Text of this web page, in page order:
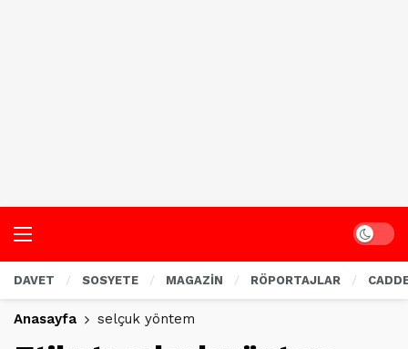
Dark
DAVET SOSYETE MAGAZİN RÖPORTAJLAR
Anasayfa selçuk yöntem